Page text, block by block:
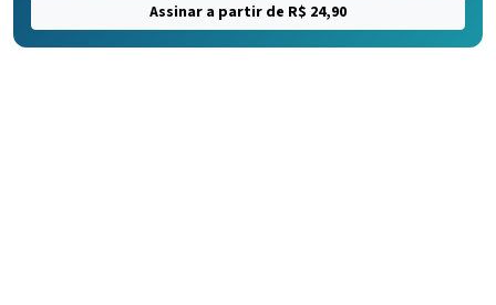
Assinar a partir de R$ 24,90